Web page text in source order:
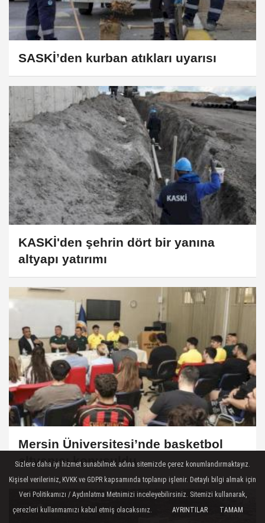
SASKİ’den kurban atıkları uyarısı
KASKİ'den şehrin dört bir yanına
altyapı yatırımı
Mersin Üniversitesi’nde basketbol
altyapısı konuşuldu
Sizlere daha iyi hizmet sunabilmek adına sitemizde çerez konumlandırmaktayız.
Kişisel verileriniz, KVKK ve GDPR kapsamında toplanıp işlenir. Detaylı bilgi almak için
Veri Politikamızı / Aydınlatma Metnimizi inceleyebilirsiniz. Sitemizi kullanarak,
çerezleri kullanmamızı kabul etmiş olacaksınız.
AYRINTILAR TAMAM